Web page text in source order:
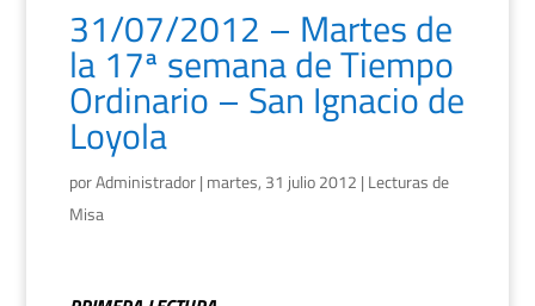
31/07/2012 – Martes de
la 17ª semana de Tiempo
Ordinario – San Ignacio de
Loyola
porAdministrador| martes, 31 julio 2012 | Lecturas de
Misa